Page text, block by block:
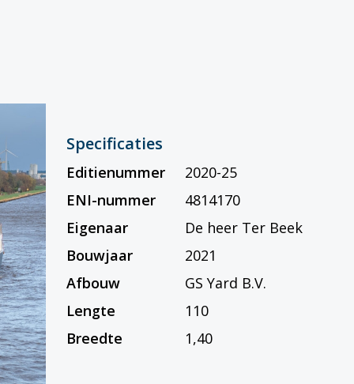
Specificaties
Editienummer
2020-25
ENI-nummer
4814170
Eigenaar
De heer Ter Beek
Bouwjaar
2021
Afbouw
GS Yard B.V.
Lengte
110
Breedte
1,40